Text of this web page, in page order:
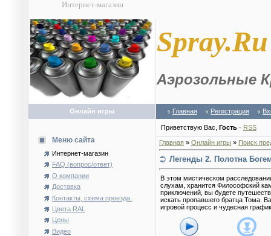
Интернет-магазин
Spray.Ru
Аэрозольные
Онлайн игры Главная Регистрация
Меню сайта
Интернет-магазин
FAQ (вопрос/ответ)
О компании
Доставка
Контакты, схема проезда.
Цвета RAL
Цены
Видео
Приветствую Вас Гость · RSS
Главная » Онлайн игры » Поиск
Легенды 2. Полотна
В этом мистическом
слухам, хранится Философский
приключений, вы будете
искать пропавшего братца Тома.
игровой процесс и чудесная